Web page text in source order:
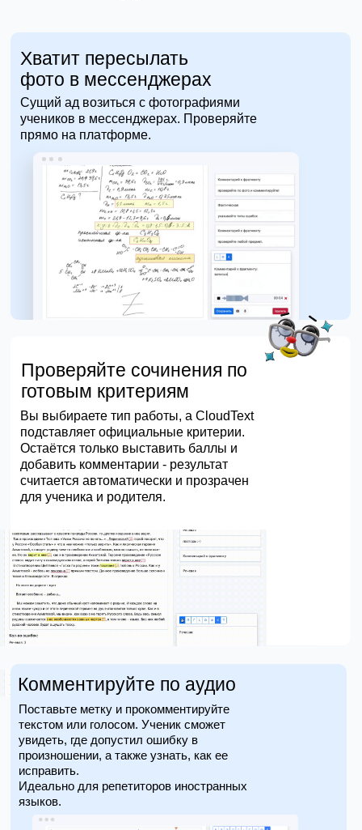
Хватит пересылать
фото в мессенджерах
Сущий ад возиться с фотографиями
учеников в мессенджерах. Проверяйте
прямо на платформе.
Комментируйте по аудио
Поставьте метку и прокомментируйте
текстом или голосом. Ученик сможет
увидеть, где допустил ошибку в
произношении, а также узнать, как ее
исправить.
Идеально для репетиторов иностранных
языков.
Проверяйте сочинения по
готовым критериям
Вы выбираете тип работы, а CloudText
подставляет официальные критерии.
Остаётся только выставить баллы и
добавить комментарии - результат
считается автоматически и прозрачен
для ученика и родителя.